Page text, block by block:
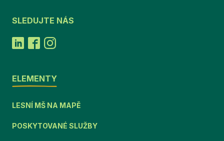
SLEDUJTE NÁS
ELEMENTY
LESNÍ MŠ NA MAPĚ
POSKYTOVANÉ SLUŽBY